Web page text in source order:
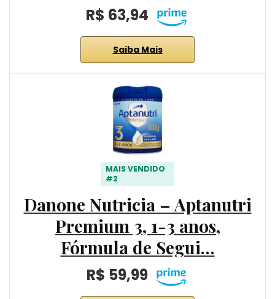
R$ 63,94
Saiba Mais
MAIS VENDIDO
#2
Danone Nutricia – Aptanutri
Premium 3, 1-3 anos,
Fórmula de Segui…
R$ 59,99